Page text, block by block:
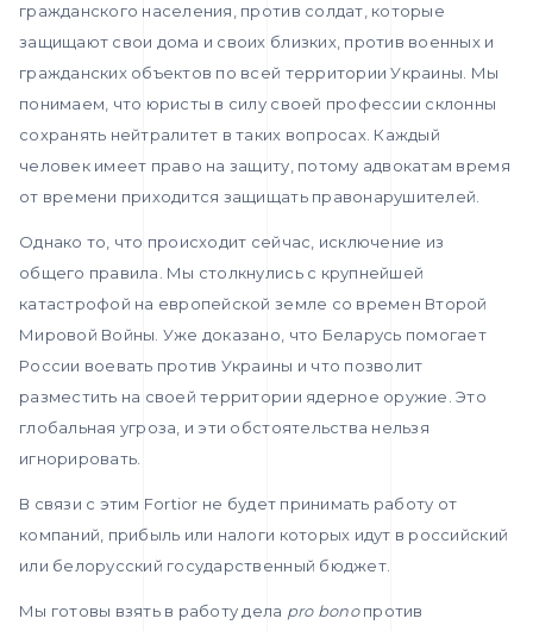
гражданского населения, против солдат, которые
защищают свои дома и своих близких, против военных и
гражданских объектов по всей территории Украины. Мы
понимаем, что юристы в силу своей профессии склонны
сохранять нейтралитет в таких вопросах. Каждый
человек имеет право на защиту, потому адвокатам время
от времени приходится защищать правонарушителей.
Однако то, что происходит сейчас, исключение из
общего правила. Мы столкнулись с крупнейшей
катастрофой на европейской земле со времен Второй
Мировой Войны. Уже доказано, что Беларусь помогает
России воевать против Украины и что позволит
разместить на своей территории ядерное оружие. Это
глобальная угроза, и эти обстоятельства нельзя
игнорировать.
В связи с этим Fortior не будет принимать работу от
компаний, прибыль или налоги которых идут в российский
или белорусский государственный бюджет.
Мы готовы взять в работу дела pro bonoпротив